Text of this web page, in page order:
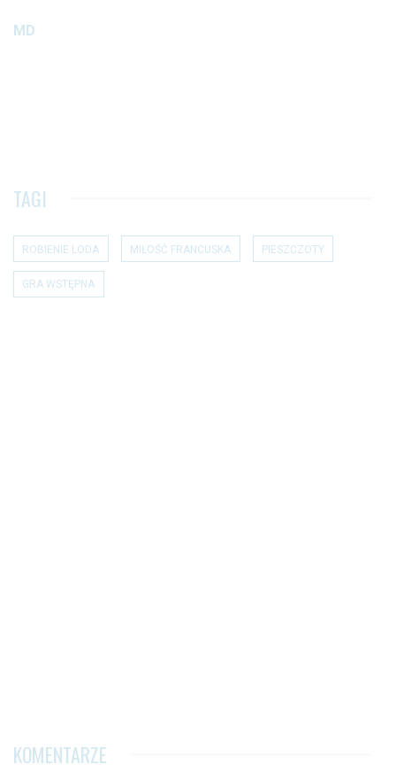
MD
TAGI
ROBIENIE LODA MIŁOŚĆ FRANCUSKA PIESZCZOTY
GRA WSTĘPNA
KOMENTARZE